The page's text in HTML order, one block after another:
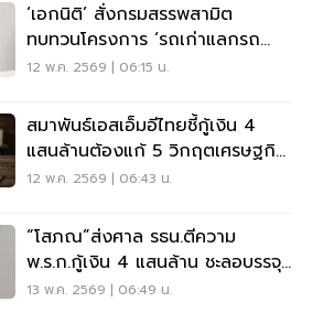
‘เอกนิติ’ สั่งกรมสรรพสามิต
ทบทวนโครงการ ‘รถเก่าแลกรถ
ใหม่’
12 พ.ค. 2569 | 06:15 น.
สมาพันธ์เอสเอ็มอีไทยชี้กู้เงิน 4
แสนล้านต้องแก้ 5 วิกฤตเศรษฐกิจ
ไทยยั่งยืน
12 พ.ค. 2569 | 06:43 น.
“โสภณ”ส่งศาล รธน.ตีความ
พ.ร.ก.กู้เงิน 4 แสนล้าน ชะลอบรรจุ
วาระสภาฯ
13 พ.ค. 2569 | 06:49 น.